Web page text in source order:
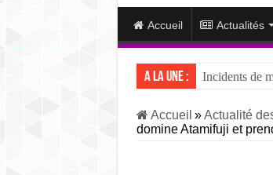
Accueil Actualités
A la une :
Incidents de
J14 –
J13 –
Accueil » Actualité
domine Atamifuji et